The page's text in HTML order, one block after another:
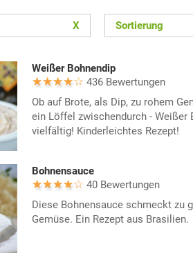
X Sortierung
Weißer Bohnendip
436 Bewertungen
Ob auf Brote, als Dip, zu rohem
ein Löffel zwischendurch - Weißer
vielfältig! Kinderleichtes Rezept!
Bohnensauce
40 Bewertungen
Diese Bohnensauce schmeckt zu
Gemüse. Ein Rezept aus Brasilien.